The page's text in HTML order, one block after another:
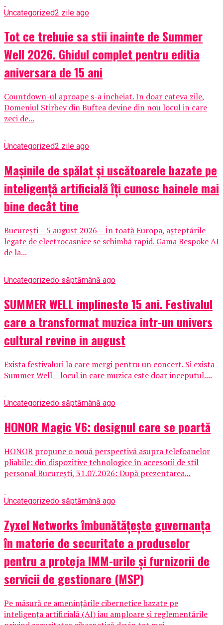
Uncategorized2 zile ago
Tot ce trebuie sa stii inainte de Summer
Well 2026. Ghidul complet pentru editia
aniversara de 15 ani
Countdown-ul aproape s-a incheiat. In doar cateva zile,
Domeniul Stirbey din Buftea devine din nou locul in care
zeci de...
Uncategorized2 zile ago
Mașinile de spălat și uscătoarele bazate pe
inteligență artificială îți cunosc hainele mai
bine decât tine
București – 5 august 2026 – În toată Europa, așteptările
legate de electrocasnice se schimbă rapid. Gama Bespoke AI
de la...
Uncategorizedo săptămână ago
SUMMER WELL implineste 15 ani. Festivalul
care a transformat muzica intr-un univers
cultural revine in august
Exista festivaluri la care mergi pentru un concert. Si exista
Summer Well – locul in care muzica este doar inceputul....
Uncategorizedo săptămână ago
HONOR Magic V6: designul care se poartă
HONOR propune o nouă perspectivă asupra telefoanelor
pliabile: din dispozitive tehnologice în accesorii de stil
personal București, 31.07.2026: După prezentarea...
Uncategorizedo săptămână ago
Zyxel Networks îmbunătățește guvernanța
în materie de securitate a produselor
pentru a proteja IMM-urile și furnizorii de
servicii de gestionare (MSP)
Pe măsură ce amenințările cibernetice bazate pe
inteligența artificială (AI) iau amploare și reglementările